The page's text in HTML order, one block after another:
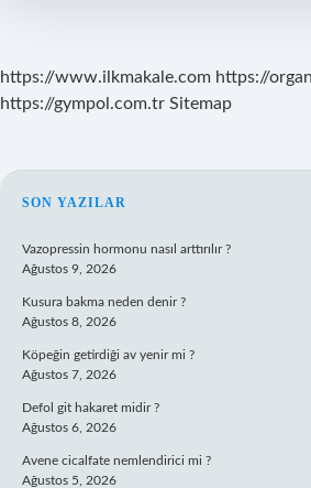
https://www.ilkmakale.com https://
https://gympol.com.tr Sitemap
SIDEBAR
SON YAZILAR
Vazopressin hormonu nasıl arttırılır ?
Ağustos 9, 2026
Kusura bakma neden denir ?
Ağustos 8, 2026
Köpeğin getirdiği av yenir mi ?
Ağustos 7, 2026
Defol git hakaret midir ?
Ağustos 6, 2026
Avene cicalfate nemlendirici mi ?
Ağustos 5, 2026